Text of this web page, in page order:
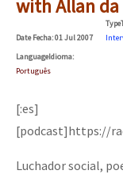
with Allan da
DateFecha: 01 Jul 2007
Type
LanguageIdioma:
Português
[:es]
[podcast]https://
Luchador social,